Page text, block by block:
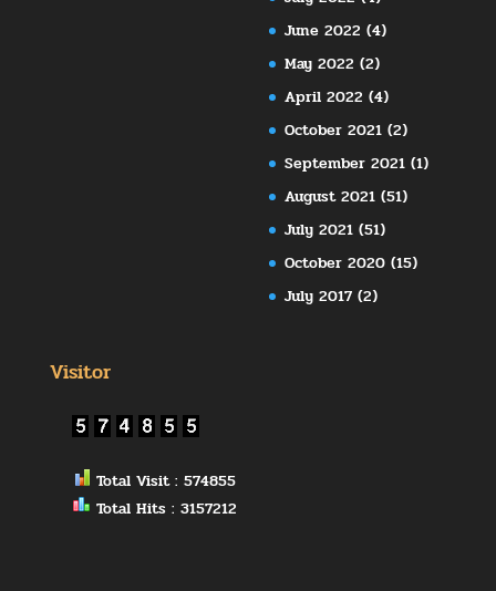
June 2022 (4)
May 2022 (2)
April 2022 (4)
October 2021 (2)
September 2021 (1)
August 2021 (51)
July 2021 (51)
October 2020 (15)
July 2017 (2)
Visitor
Total Visit : 574855
Total Hits : 3157212